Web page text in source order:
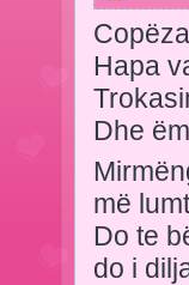
Hapa
Dhe
më
Do te
do i